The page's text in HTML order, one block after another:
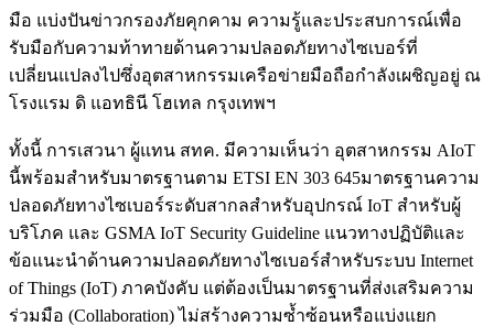
มือ แบ่งปันข่าวกรองภัยคุกคาม ความรู้และประสบการณ์เพื่อ
รับมือกับความท้าทายด้านความปลอดภัยทางไซเบอร์ที่
เปลี่ยนแปลงไปซึ่งอุตสาหกรรมเครือข่ายมือถือกำลังเผชิญอยู่ ณ
โรงแรม ดิ แอทธินี โฮเทล กรุงเทพฯ
ทั้งนี้ การเสวนา ผู้แทน สทค. มีความเห็นว่า อุตสาหกรรม AIoT
นี้พร้อมสำหรับมาตรฐานตาม ETSI EN 303 645มาตรฐานความ
ปลอดภัยทางไซเบอร์ระดับสากลสำหรับอุปกรณ์ IoT สำหรับผู้
บริโภค และ GSMA IoT Security Guideline แนวทางปฏิบัติและ
ข้อแนะนำด้านความปลอดภัยทางไซเบอร์สำหรับระบบ Internet
of Things (IoT) ภาคบังคับ แต่ต้องเป็นมาตรฐานที่ส่งเสริมความ
ร่วมมือ (Collaboration) ไม่สร้างความซ้ำซ้อนหรือแบ่งแยก